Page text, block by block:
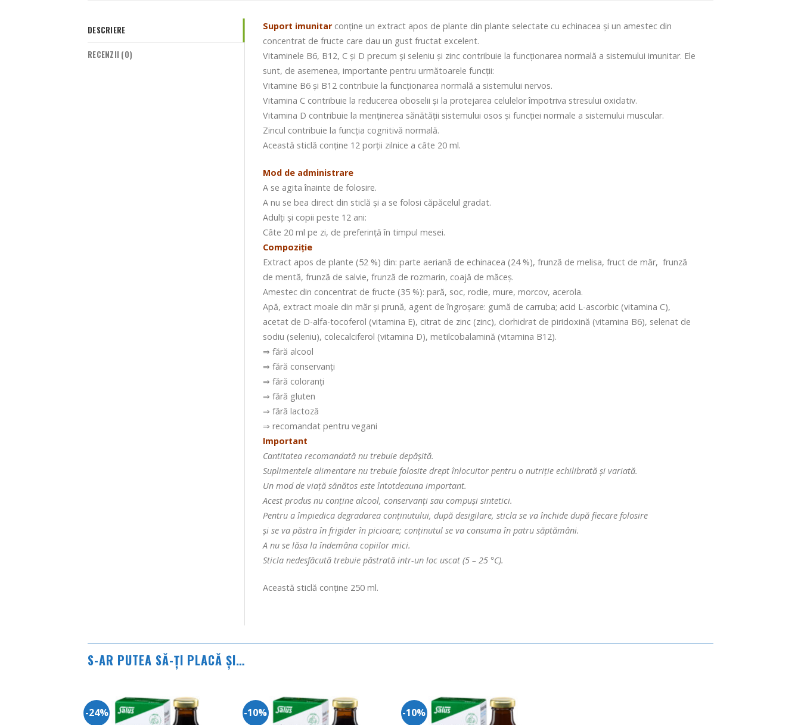
DESCRIERE
RECENZII (0)
Suport imunitar conține un extract apos de plante din plante selectate cu echinacea și un amestec din
concentrat de fructe care dau un gust fructat excelent.
Vitaminele B6, B12, C și D precum și seleniu și zinc contribuie la funcționarea normală a sistemului imunitar. Ele
sunt, de asemenea, importante pentru următoarele funcții:
Vitamine B6 și B12 contribuie la funcționarea normală a sistemului nervos.
Vitamina C contribuie la reducerea oboselii și la protejarea celulelor împotriva stresului oxidativ.
Vitamina D contribuie la menținerea sănătății sistemului osos și funcției normale a sistemului muscular.
Zincul contribuie la funcția cognitivă normală.
Această sticlă conține 12 porții zilnice a câte 20 ml.
Mod de administrare
A se agita înainte de folosire.
A nu se bea direct din sticlă și a se folosi căpăcelul gradat.
Adulți și copii peste 12 ani:
Câte 20 ml pe zi, de preferință în timpul mesei.
Compoziţie
Extract apos de plante (52 %) din: parte aeriană de echinacea (24 %), frunză de melisa, fruct de măr, frunză
de mentă, frunză de salvie, frunză de rozmarin, coajă de măceș.
Amestec din concentrat de fructe (35 %): pară, soc, rodie, mure, morcov, acerola.
Apă, extract moale din măr și prună, agent de îngroșare: gumă de carruba; acid L-ascorbic (vitamina C),
acetat de D-alfa-tocoferol (vitamina E), citrat de zinc (zinc), clorhidrat de piridoxină (vitamina B6), selenat de
sodiu (seleniu), colecalciferol (vitamina D), metilcobalamină (vitamina B12).
⇒ fără alcool
⇒ fără conservanți
⇒ fără coloranți
⇒ fără gluten
⇒ fără lactoză
⇒ recomandat pentru vegani
Important
Cantitatea recomandată nu trebuie depășită.
Suplimentele alimentare nu trebuie folosite drept înlocuitor pentru o nutriție echilibrată și variată.
Un mod de viață sănătos este întotdeauna important.
Acest produs nu conține alcool, conservanți sau compuși sintetici.
Pentru a împiedica degradarea conținutului, după desigilare, sticla se va închide după fiecare folosire
și se va păstra în frigider în picioare; conținutul se va consuma în patru săptămâni.
A nu se lăsa la îndemâna copiilor mici.
Sticla nedesfăcută trebuie păstrată intr-un loc uscat (5 – 25 °C).
Această sticlă conține 250 ml.
S-AR PUTEA SĂ-ȚI PLACĂ ȘI…
-24% -10% -10%